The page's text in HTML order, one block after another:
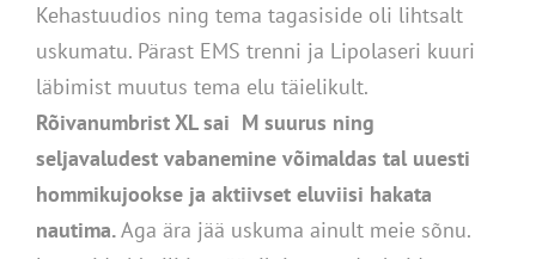
Kehastuudios ning tema tagasiside oli lihtsalt
uskumatu. Pärast EMS trenni ja Lipolaseri kuuri
läbimist muutus tema elu täielikult.
Rõivanumbrist XL sai M suurus ning
seljavaludest vabanemine võimaldas tal uuesti
hommikujookse ja aktiivset eluviisi hakata
nautima.Aga ära jää uskuma ainult meie sõnu.